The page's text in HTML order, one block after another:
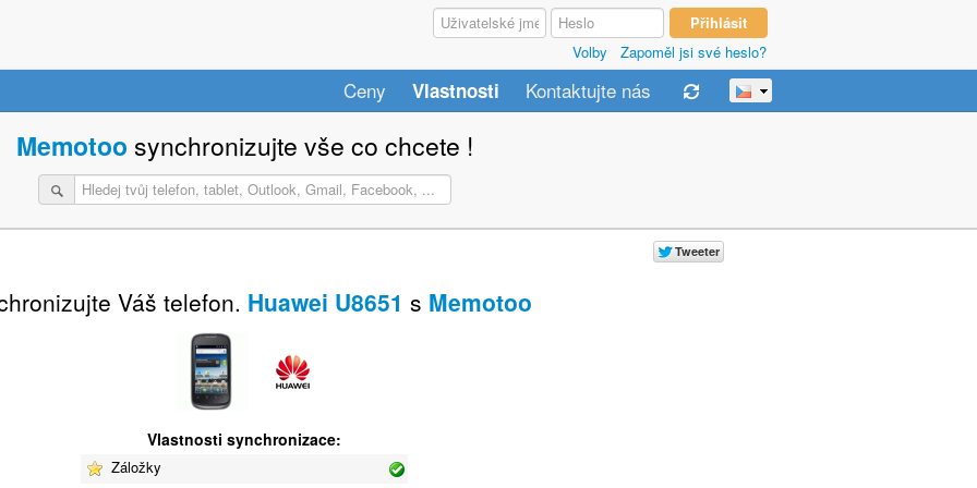
Volby Zapoměl jsi své heslo?
Ceny Vlastnosti Kontaktujte nás
Memotoo synchronizujte vše co chcete !
Váš telefon. Huawei U8651 s Memotoo
Vlastnosti synchronizace:
Záložky